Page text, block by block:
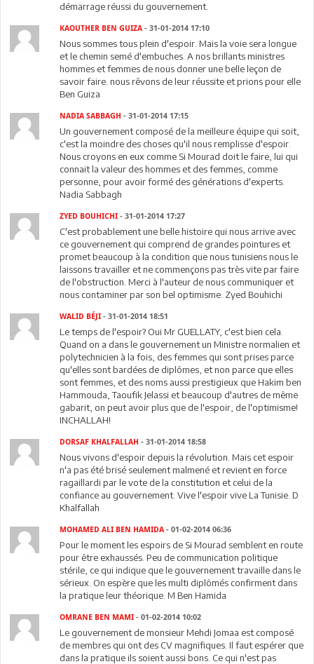
démarrage réussi du gouvernement.
KAOUTHER BEN GUIZA - 31-01-2014 17:10
Nous sommes tous plein d'espoir. Mais la voie sera longue
et le chemin semé d'embuches. A nos brillants ministres
hommes et femmes de nous donner une belle leçon de
savoir faire. nous rêvons de leur réussite et prions pour elle
Ben Guiza
NADIA SABBAGH - 31-01-2014 17:15
Un gouvernement composé de la meilleure équipe qui soit,
c'est la moindre des choses qu'il nous remplisse d'espoir.
Nous croyons en eux comme Si Mourad doit le faire, lui qui
connait la valeur des hommes et des femmes, comme
personne, pour avoir formé des générations d'experts.
Nadia Sabbagh
ZYED BOUHICHI - 31-01-2014 17:27
C'est probablement une belle histoire qui nous arrive avec
ce gouvernement qui comprend de grandes pointures et
promet beaucoup à la condition que nous tunisiens nous le
laissons travailler et ne commençons pas très vite par faire
de l'obstruction. Merci à l'auteur de nous communiquer et
nous contaminer par son bel optimisme. Zyed Bouhichi
WALID BÉJI - 31-01-2014 18:51
Le temps de l'espoir? Oui Mr GUELLATY, c'est bien cela.
Quand on a dans le gouvernement un Ministre normalien et
polytechnicien à la fois, des femmes qui sont prises parce
qu'elles sont bardées de diplômes, et non parce que elles
sont femmes, et des noms aussi prestigieux que Hakim ben
Hammouda, Taoufik Jelassi et beaucoup d'autres de même
gabarit, on peut avoir plus que de l'espoir, de l'optimisme!
INCHALLAH!
DORSAF KHALFALLAH - 31-01-2014 18:58
Nous vivons d'espoir depuis la révolution. Mais cet espoir
n'a pas été brisé seulement malmené et revient en force
ragaillardi par le vote de la constitution et celui de la
confiance au gouvernement. Vive l'espoir vive La Tunisie. D
Khalfallah
MOHAMED ALI BEN HAMIDA - 01-02-2014 06:36
Pour le moment les espoirs de Si Mourad semblent en route
pour être exhaussés. Peu de communication politique
stérile, ce qui indique que le gouvernement travaille dans le
sérieux. On espère que les multi diplômés confirment dans
la pratique leur théorique. M Ben Hamida
OMRANE BEN MAMI - 01-02-2014 10:02
Le gouvernement de monsieur Mehdi Jomaa est composé
de membres qui ont des CV magnifiques. Il faut espérer que
dans la pratique ils soient aussi bons. Ce qui n'est pas